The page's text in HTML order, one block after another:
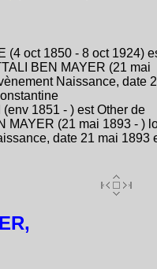
(4 oct 1850 - 8 oct 1924)
BEN MAYER (21 mai
Naissance, date
1851 - ) est Other de
MAYER (21 mai 1893 - )
date 21 mai 1893